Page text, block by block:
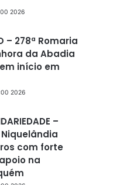
2026
– 278ª Romaria
da Abadia
início em
2026
–
com forte
na